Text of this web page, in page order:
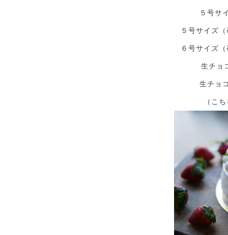
５号サ
５号サイズ
６号サイズ
生チョ
生チョ
（こちら